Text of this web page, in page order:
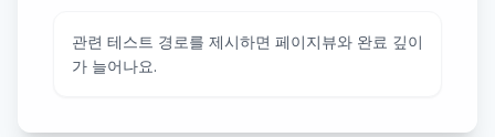
관련 테스트 경로를 제시하면 페이지뷰와 완료 깊이
가 늘어나요.